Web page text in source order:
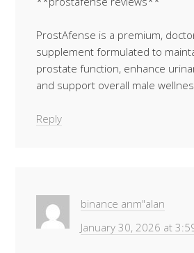
ProstAfense is a premium,
supplement formulated to
prostate function, enhance
and support overall male
Reply
binance anm"alan
January 30, 2026 at